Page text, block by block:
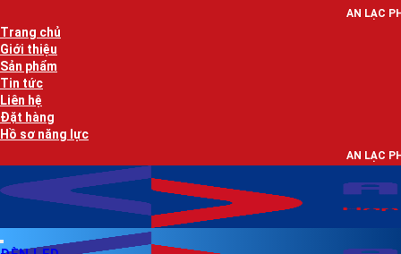
qua
nội
dung
AN LẠC PHÁT - NHÀ
Trang chủ
Giới thiệu
Sản phẩm
Tin tức
Liên hệ
Đặt hàng
Hồ sơ năng lực
AN LẠC PHÁT - NHÀ